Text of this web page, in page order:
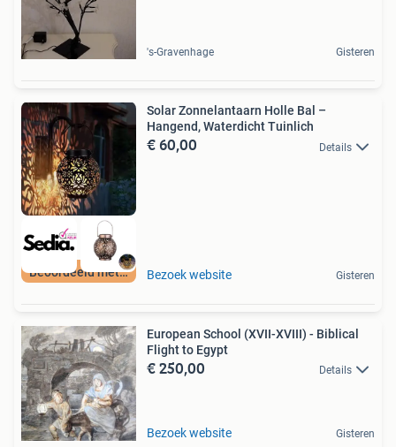
's-Gravenhage Gisteren
Beoordeeld met 9+
Solar Zonnelantaarn Holle Bal –
Hangend, Waterdicht Tuinlich
€ 60,00 Details
Bezoek website Gisteren
European School (XVII-XVIII) - Biblical
Flight to Egypt
€ 250,00 Details
Bezoek website Gisteren